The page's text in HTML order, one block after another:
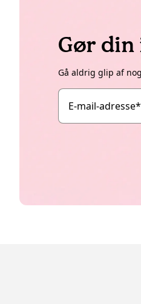
Gør din
Gå aldrig glip af
E-mail-adresse*